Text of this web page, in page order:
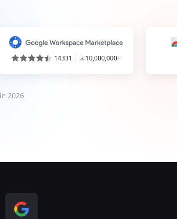
14331 10,000,000+
2026